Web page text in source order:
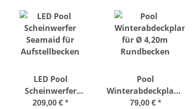
LED Pool
Scheinwerfer
Seamaid für
209,00 € *
Pool
Winterabdeckplane
für Ø 4,20m
79,00 € *